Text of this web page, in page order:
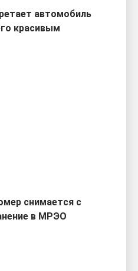
автомобиль
красивым
снимается с
в МРЭО